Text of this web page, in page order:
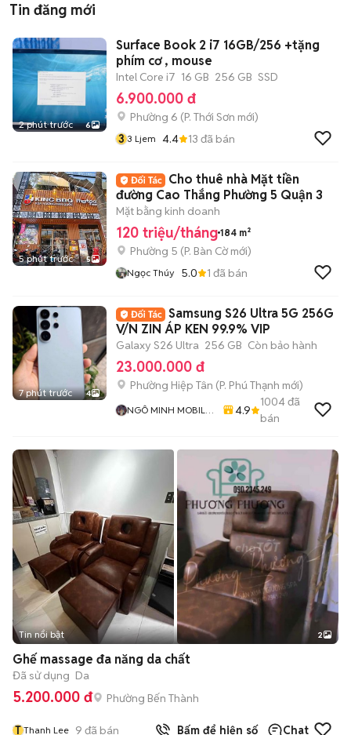
Tin đăng mới
2 phút trước 6
Surface Book 2 i7 16GB/256 +tặng
phím cơ , mouse
Intel Core i7 16 GB 256 GB SSD
6.900.000 đ
Phường 6 (P. Thới Sơn mới)
3 3 Ljem 4.4 13 đã bán
5 phút trước 5
Cho thuê nhà Mặt tiền
đường Cao Thắng Phường 5 Quận 3
Mặt bằng kinh doanh
120 triệu/tháng 184 m²
Phường 5 (P. Bàn Cờmới)
Ngọc Thúy 5.0 1 đã bán
7 phút trước 4
Samsung S26 Ultra 5G 256G
V/N ZIN ÁP KEN 99.9% VIP
Galaxy S26 Ultra 256 GB Còn bảo hành
23.000.000 đ
Phường Hiệp Tân (P. Phú Thạnh mới)
NGÔ MINH MOBILE
4.9
1004đã
bán
Tin nổi bật 2
Ghế massage đa năng da chất
Đã sử dụng Da
5.200.000 đ Phường Bến Thành
T Thanh Lee 9 đã bán Bấm để hiện số Chat